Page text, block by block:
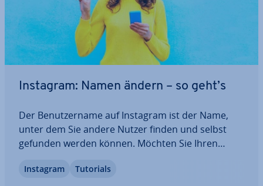
Instagram: Namen ändern – so geht’s
Der Be­nut­zer­na­me auf Instagram ist der Name,
unter dem Sie andere Nutzer finden und selbst
gefunden werden können. Möchten Sie Ihren
wenigen Schritten möglich. Wir erklären Ihnen
Instagram Tutorials